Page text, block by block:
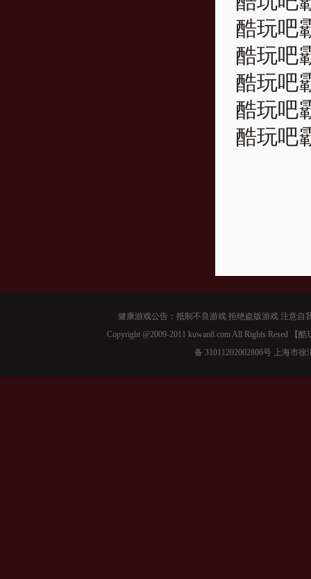
酷玩吧
酷玩吧
酷玩吧
酷玩吧
酷玩吧
健康游戏公告：抵制不良游戏 拒绝盗版游戏 注意
Copyright @2009-2011 kuwan8.com All Rights Resed
备 31011202002806号 上海市